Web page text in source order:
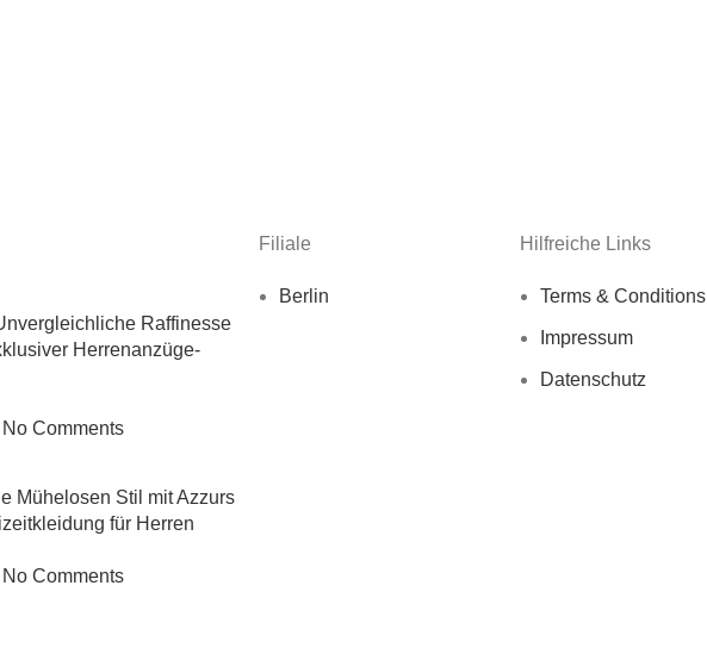
Raffinesse
Herrenanzüge-
No Comments
Mühelosen Stil mit Azzurs
für Herren
No Comments
Filiale
Berlin
Hilfreiche Links
Terms & Conditions
Impressum
Datenschutz